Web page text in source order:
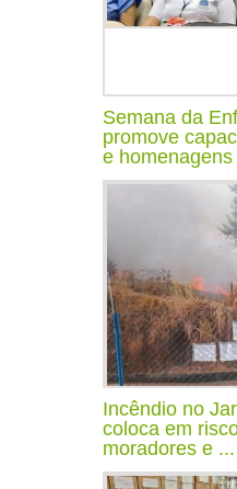
Semana da
promove
e homenagens
Incêndio no
coloca em
moradores e ...